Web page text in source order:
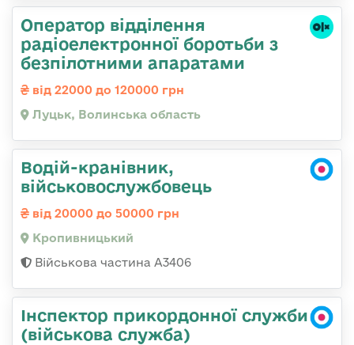
Оператор відділення
радіоелектронної боротьби з
безпілотними апаратами
від 22000 до 120000 грн
Луцьк, Волинська область
Водій-кранівник,
військовослужбовець
від 20000 до 50000 грн
Кропивницький
Військова частина А3406
Інспектор прикордонної служби
(військова служба)